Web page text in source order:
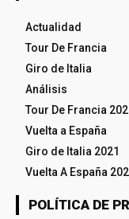
Actualidad
Tour De Francia
Giro de Italia
Análisis
Tour De Francia
Vuelta a España
Giro de Italia 2021
Vuelta A España
POLÍTICA DE